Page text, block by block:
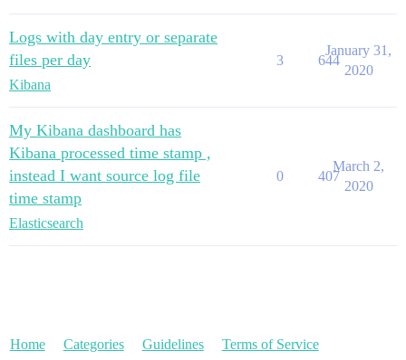
Logs with day entry or separate
files per day
Kibana
3 644
January 31,
2020
My Kibana dashboard has
Kibana processed time stamp ,
instead I want source log file
time stamp
Elasticsearch
0 407
March 2,
2020
Home Categories Guidelines Terms of Service